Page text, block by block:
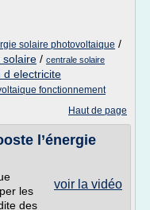
solaire photovoltaique /
solaire / centrale solaire
d electricite
fonctionnement
Haut de page
l’énergie
voir la vidéo
les
des